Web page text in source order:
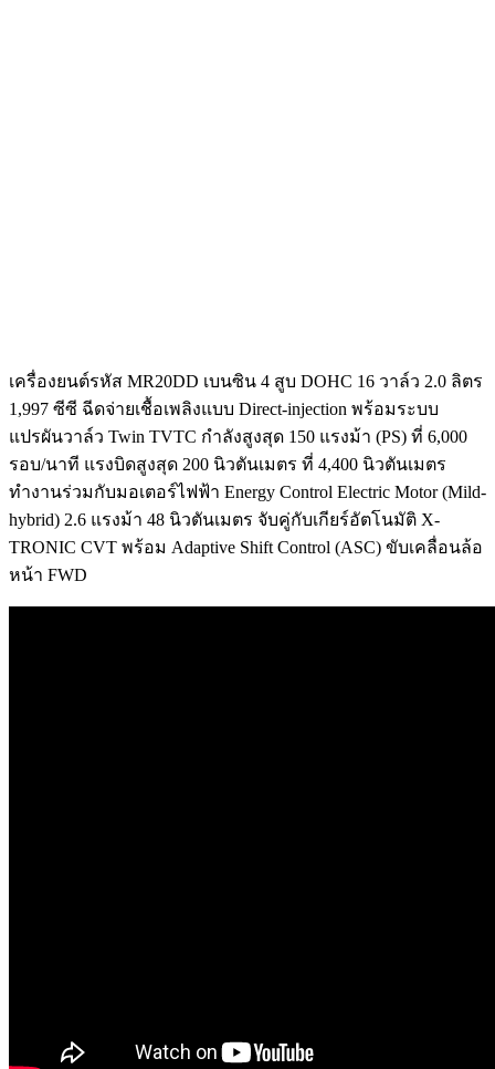
เครื่องยนต์รหัส MR20DD เบนซิน 4 สูบ DOHC 16 วาล์ว 2.0 ลิตร
1,997 ซีซี ฉีดจ่ายเชื้อเพลิงแบบ Direct-injection พร้อมระบบ
แปรผันวาล์ว Twin TVTC กำลังสูงสุด 150 แรงม้า (PS) ที่ 6,000
รอบ/นาที แรงบิดสูงสุด 200 นิวตันเมตร ที่ 4,400 นิวตันเมตร
ทำงานร่วมกับมอเตอร์ไฟฟ้า Energy Control Electric Motor (Mild-
hybrid) 2.6 แรงม้า 48 นิวตันเมตร จับคู่กับเกียร์อัตโนมัติ X-
TRONIC CVT พร้อม Adaptive Shift Control (ASC) ขับเคลื่อนล้อ
หน้า FWD